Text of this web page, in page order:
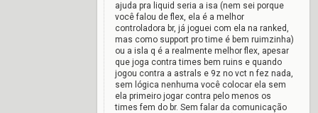
ajuda pra liquid seria a isa (nem sei porque
você falou de flex, ela é a melhor
controladora br, já joguei com ela na ranked,
mas como support pro time é bem ruimzinha)
ou a isla q é a realmente melhor flex, apesar
que joga contra times bem ruins e quando
jogou contra a astrals e 9z no vct n fez nada,
sem lógica nenhuma você colocar ela sem
ela primeiro jogar contra pelo menos os
times fem do br. Sem falar da comunicação